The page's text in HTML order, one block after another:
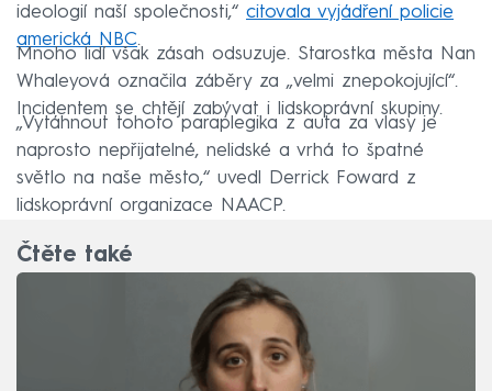
ideologií naší společnosti,“ citovala vyjádření policie
americká NBC.
Mnoho lidí však zásah odsuzuje. Starostka města Nan
Whaleyová označila záběry za „velmi znepokojující“.
Incidentem se chtějí zabývat i lidskoprávní skupiny.
„Vytáhnout tohoto paraplegika z auta za vlasy je
naprosto nepřijatelné, nelidské a vrhá to špatné
světlo na naše město,“ uvedl Derrick Foward z
lidskoprávní organizace NAACP.
Čtěte také